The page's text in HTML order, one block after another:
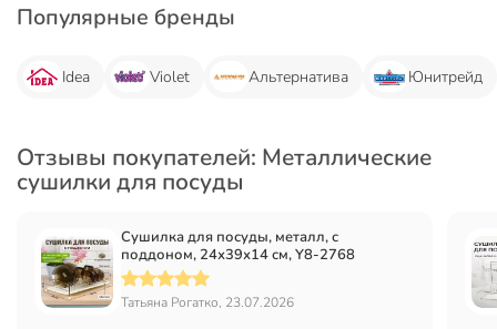
Популярные бренды
Idea Violet Альтернатива Юнитрейд
Отзывы покупателей: Металлические
сушилки для посуды
Сушилка для посуды, металл, с
поддоном, 24х39х14 см, Y8-2768
Татьяна Рогатко, 23.07.2026